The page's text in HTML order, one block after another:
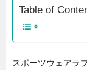
Table of
スポーツウェアラ